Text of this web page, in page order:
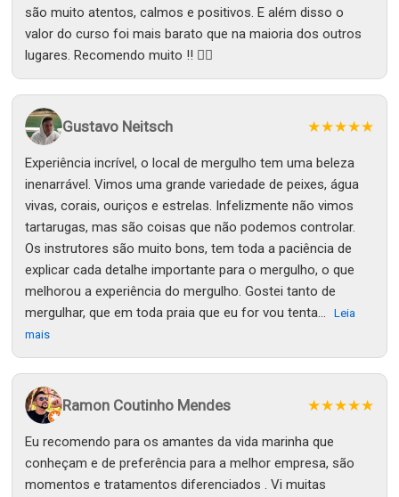
são muito atentos, calmos e positivos. E além disso o
valor do curso foi mais barato que na maioria dos outros
lugares. Recomendo muito !! 👌🏽
Gustavo Neitsch ★★★★★
Experiência incrível, o local de mergulho tem uma beleza
inenarrável. Vimos uma grande variedade de peixes, água
vivas, corais, ouriços e estrelas. Infelizmente não vimos
tartarugas, mas são coisas que não podemos controlar.
Os instrutores são muito bons, tem toda a paciência de
explicar cada detalhe importante para o mergulho, o que
melhorou a experiência do mergulho. Gostei tanto de
mergulhar, que em toda praia que eu for vou tenta...
Leia
mais
Ramon Coutinho Mendes ★★★★★
Eu recomendo para os amantes da vida marinha que
conheçam e de preferência para a melhor empresa, são
momentos e tratamentos diferenciados . Vi muitas